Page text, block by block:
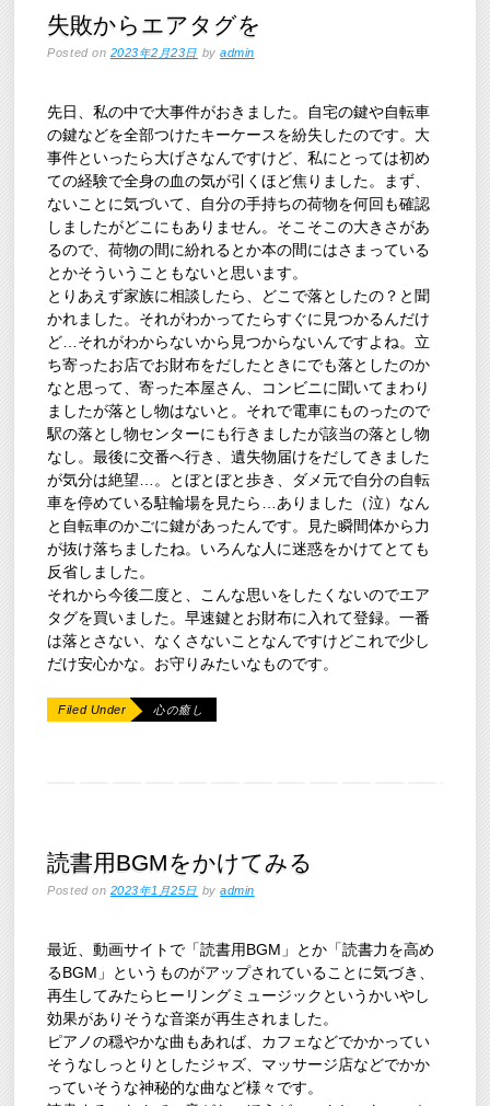
失敗からエアタグを
Posted on 2023年2月23日 byadmin
先日、私の中で大事件がおきました。自宅の鍵や自転車
の鍵などを全部つけたキーケースを紛失したのです。大
事件といったら大げさなんですけど、私にとっては初め
ての経験で全身の血の気が引くほど焦りました。まず、
ないことに気づいて、自分の手持ちの荷物を何回も確認
しましたがどこにもありません。そこそこの大きさがあ
るので、荷物の間に紛れるとか本の間にはさまっている
とかそういうこともないと思います。
とりあえず家族に相談したら、どこで落としたの？と聞
かれました。それがわかってたらすぐに見つかるんだけ
ど…それがわからないから見つからないんですよね。立
ち寄ったお店でお財布をだしたときにでも落としたのか
なと思って、寄った本屋さん、コンビニに聞いてまわり
ましたが落とし物はないと。それで電車にものったので
駅の落とし物センターにも行きましたが該当の落とし物
なし。最後に交番へ行き、遺失物届けをだしてきました
が気分は絶望…。とぼとぼと歩き、ダメ元で自分の自転
車を停めている駐輪場を見たら…ありました（泣）なん
と自転車のかごに鍵があったんです。見た瞬間体から力
が抜け落ちましたね。いろんな人に迷惑をかけてとても
反省しました。
それから今後二度と、こんな思いをしたくないのでエア
タグを買いました。早速鍵とお財布に入れて登録。一番
は落とさない、なくさないことなんですけどこれで少し
だけ安心かな。お守りみたいなものです。
Filed Under 心の癒し
読書用BGMをかけてみる
Posted on 2023年1月25日 byadmin
最近、動画サイトで「読書用BGM」とか「読書力を高め
るBGM」というものがアップされていることに気づき、
再生してみたらヒーリングミュージックというかいやし
効果がありそうな音楽が再生されました。
ピアノの穏やかな曲もあれば、カフェなどでかかってい
そうなしっとりとしたジャズ、マッサージ店などでかか
っていそうな神秘的な曲など様々です。